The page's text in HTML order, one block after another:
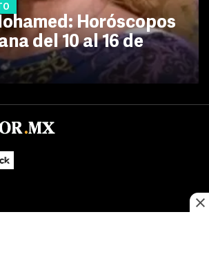
Horóscopos
del 10 al 16 de